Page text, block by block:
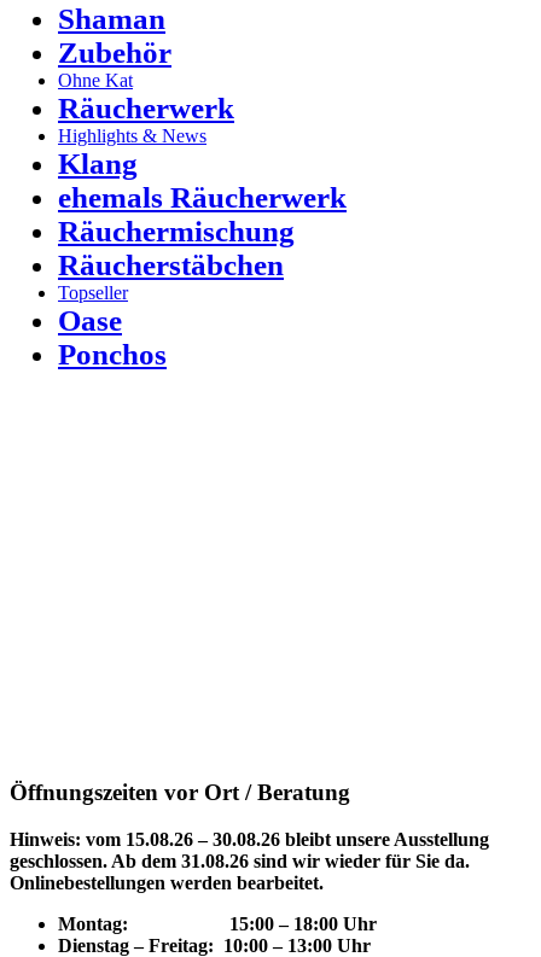
Shaman
Zubehör
Ohne Kat
Räucherwerk
Highlights & News
Klang
ehemals Räucherwerk
Räuchermischung
Räucherstäbchen
Topseller
Oase
Ponchos
Öffnungszeiten vor Ort / Beratung
Hinweis: vom 15.08.26 – 30.08.26 bleibt unsere Ausstellung
geschlossen. Ab dem 31.08.26 sind wir wieder für Sie da.
Onlinebestellungen werden bearbeitet.
Montag: 15:00 – 18:00 Uhr
Dienstag – Freitag: 10:00 – 13:00 Uhr